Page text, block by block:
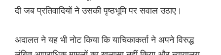
दी जब प्रतिवादियों ने उसकी पृष्ठभूमि पर सवाल उठाए।
अदालत ने यह भी नोट किया कि याचिकाकर्ता ने अपने विरुद्ध